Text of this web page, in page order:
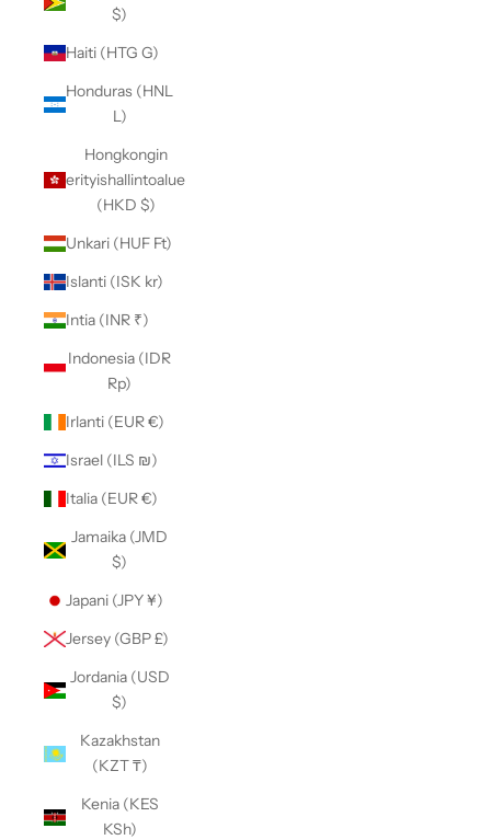
$)
Haiti (HTG G)
Honduras (HNL
L)
Hongkongin
erityishallintoalue
(HKD $)
Unkari (HUF Ft)
Islanti (ISK kr)
Intia (INR ₹)
Indonesia (IDR
Rp)
Irlanti (EUR €)
Israel (ILS ₪)
Italia (EUR €)
Jamaika (JMD
$)
Japani (JPY ¥)
Jersey (GBP £)
Jordania (USD
$)
Kazakhstan
(KZT ₸)
Kenia (KES
KSh)